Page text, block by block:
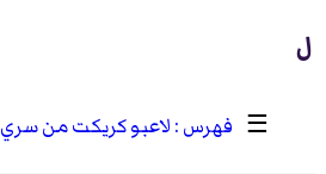
ل
☰ لاعبو كريكت من سري